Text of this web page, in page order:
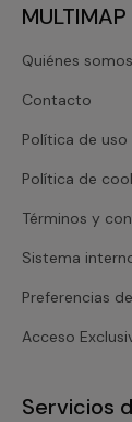
MULTIMAP
Quiénes somos
Contacto
Política de
Política de
Términos y
Sistema
Preferencias
Acceso
Servicios